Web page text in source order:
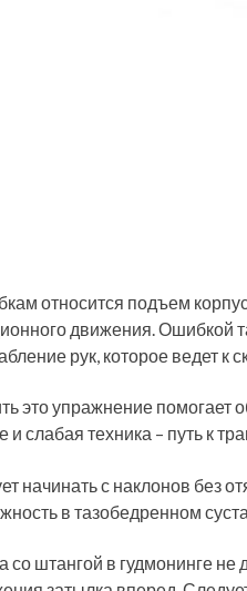
относится подъем
движения. Ошибкой
рук, которое ведет к
это упражнение помогает
и слабая техника – путь к
начинать с наклонов без
в тазобедренном
со штангой в гудмонинге